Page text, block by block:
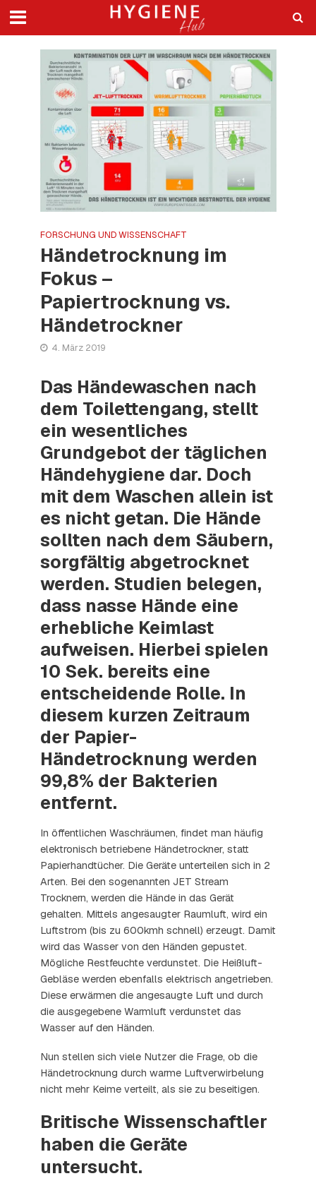
FORSCHUNG UND WISSENSCHAFT
Händetrocknung im
Fokus –
Papiertrocknung vs.
Händetrockner
4. März 2019
Das Händewaschen nach
dem Toilettengang, stellt
ein wesentliches
Grundgebot der täglichen
Händehygiene dar. Doch
mit dem Waschen allein ist
es nicht getan. Die Hände
sollten nach dem Säubern,
sorgfältig abgetrocknet
werden. Studien belegen,
dass nasse Hände eine
erhebliche Keimlast
aufweisen. Hierbei spielen
10 Sek. bereits eine
entscheidende Rolle. In
diesem kurzen Zeitraum
der Papier-
Händetrocknung werden
99,8% der Bakterien
entfernt.
In öffentlichen Waschräumen, findet man häufig
elektronisch betriebene Händetrockner, statt
Papierhandtücher. Die Geräte unterteilen sich in 2
Arten. Bei den sogenannten JET Stream
Trocknern, werden die Hände in das Gerät
gehalten. Mittels angesaugter Raumluft, wird ein
Luftstrom (bis zu 600kmh schnell) erzeugt. Damit
wird das Wasser von den Händen gepustet.
Mögliche Restfeuchte verdunstet. Die Heißluft-
Gebläse werden ebenfalls elektrisch angetrieben.
Diese erwärmen die angesaugte Luft und durch
die ausgegebene Warmluft verdunstet das
Wasser auf den Händen.
Nun stellen sich viele Nutzer die Frage, ob die
Händetrocknung durch warme Luftverwirbelung
nicht mehr Keime verteilt, als sie zu beseitigen.
Britische Wissenschaftler
haben die Geräte
untersucht.